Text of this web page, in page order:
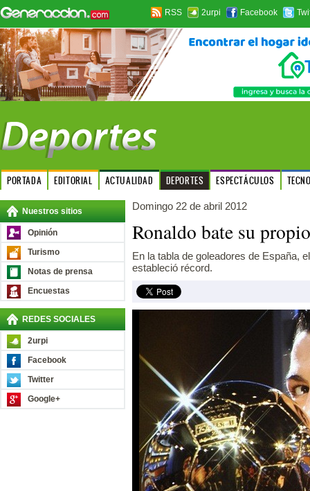
RSS 2urpi Facebook
PORTADA EDITORIAL ACTUALIDAD DEPORTES ESPECTÁCULOS
Nuestros sitios
Opinión
Turismo
Notas de prensa
Encuestas
REDES SOCIALES
2urpi
Facebook
Twitter
Google+
Domingo 22 de abril 2012
Ronaldo bate su
En la tabla de goleadores de España,
estableció récord.